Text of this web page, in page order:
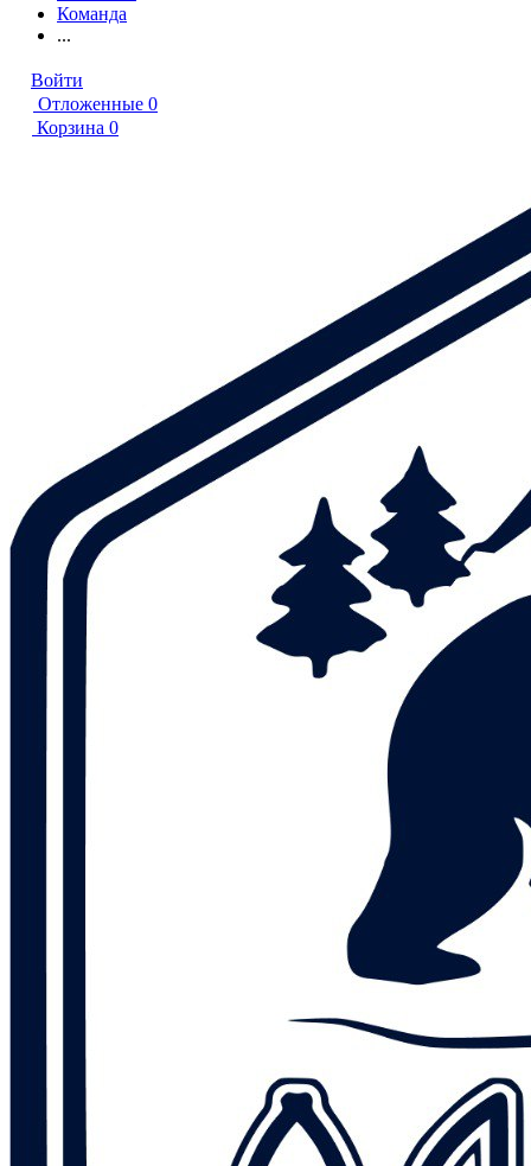
Команда
...
Войти
Отложенные 0
Корзина 0